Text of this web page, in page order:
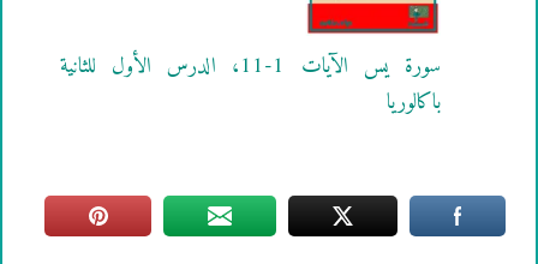
سورة يس الآيات 1-11، الدرس الأول للثانية
باكالوريا